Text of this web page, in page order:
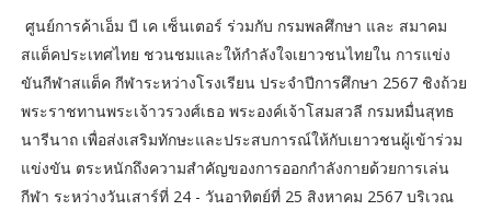
ศูนย์การค้าเอ็ม บี เค เซ็นเตอร์ ร่วมกับ กรมพลศึกษา และ สมาคม
สแต็คประเทศไทย ชวนชมและให้กำลังใจเยาวชนไทยใน การแข่ง
ขันกีฬาสแต็ค กีฬาระหว่างโรงเรียน ประจำปีการศึกษา 2567 ชิงถ้วย
พระราชทานพระเจ้าวรวงศ์เธอ พระองค์เจ้าโสมสวลี กรมหมื่นสุทธ
นารีนาถ เพื่อส่งเสริมทักษะและประสบการณ์ให้กับเยาวชนผู้เข้าร่วม
แข่งขัน ตระหนักถึงความสำคัญของการออกกำลังกายด้วยการเล่น
กีฬา ระหว่างวันเสาร์ที่ 24 - วันอาทิตย์ที่ 25 สิงหาคม 2567 บริเวณ